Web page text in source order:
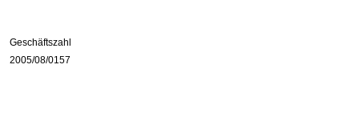
Geschäftszahl
2005/08/0157